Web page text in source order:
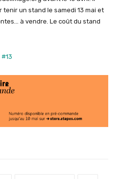
un stand le samedi 13 mai et
à vendre. Le coût du stand